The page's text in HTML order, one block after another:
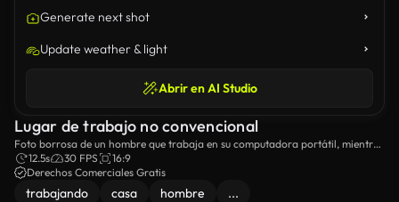
Generate next shot
Update weather & light
Abrir en AI Studio
Lugar de trabajo no convencional
Foto borrosa de un hombre que trabaja en su computadora portátil, mientras
otro hombre pasa junto a la cámara mientras habla por teléfono.
12.5s 30 FPS
16:9
Derechos Comerciales Gratis
trabajando casa hombre ...